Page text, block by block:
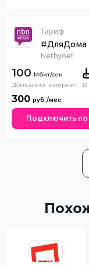
Тариф
#ДляДома
Netbynet
100
Домашний интернет
В
300
Подключить по